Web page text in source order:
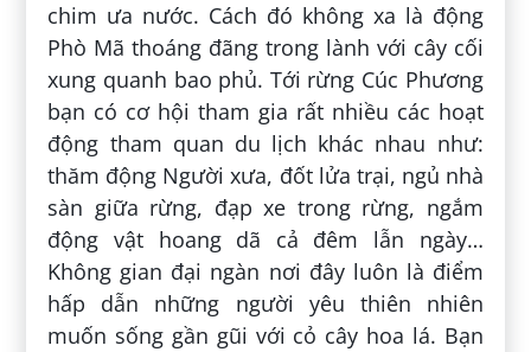
chim ưa nước. Cách đó không xa là động
Phò Mã thoáng đãng trong lành với cây cối
xung quanh bao phủ. Tới rừng Cúc Phương
bạn có cơ hội tham gia rất nhiều các hoạt
động tham quan du lịch khác nhau như:
thăm động Người xưa, đốt lửa trại, ngủ nhà
sàn giữa rừng, đạp xe trong rừng, ngắm
động vật hoang dã cả đêm lẫn ngày…
Không gian đại ngàn nơi đây luôn là điểm
hấp dẫn những người yêu thiên nhiên
muốn sống gần gũi với cỏ cây hoa lá. Bạn